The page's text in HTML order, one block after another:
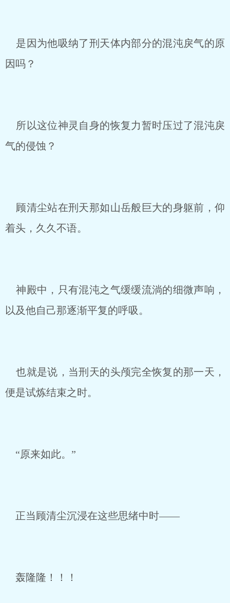
是因为他吸纳了刑天体内部分的混沌戾气的原
因吗？
所以这位神灵自身的恢复力暂时压过了混沌戾
气的侵蚀？
顾清尘站在刑天那如山岳般巨大的身躯前，仰
着头，久久不语。
神殿中，只有混沌之气缓缓流淌的细微声响，
以及他自己那逐渐平复的呼吸。
也就是说，当刑天的头颅完全恢复的那一天，
便是试炼结束之时。
“原来如此。”
正当顾清尘沉浸在这些思绪中时——
轰隆隆！！！